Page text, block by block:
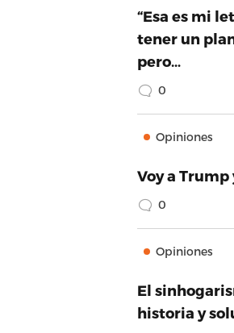
“Esa es mi
tener un
pero…
0
Opiniones
Voy a
0
Opiniones
El
historia y